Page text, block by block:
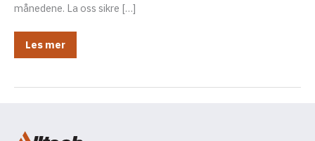
månedene. La oss sikre […]
5
Les mer